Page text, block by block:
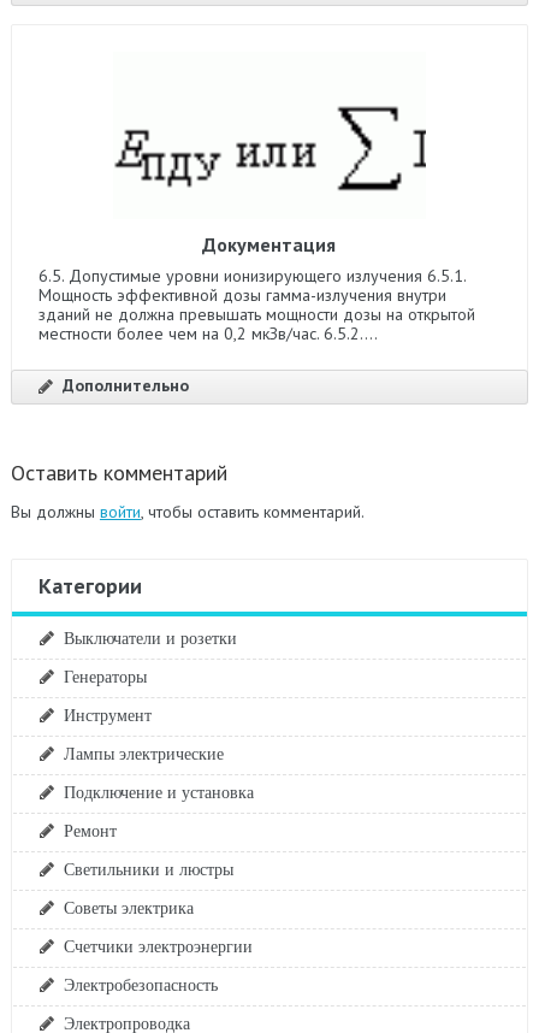
Документация
6.5. Допустимые уровни ионизирующего излучения 6.5.1.
Мощность эффективной дозы гамма-излучения внутри
зданий не должна превышать мощности дозы на открытой
местности более чем на 0,2 мкЗв/час. 6.5.2....
Дополнительно
Оставить комментарий
Вы должны войти , чтобы оставить комментарий.
Категории
Выключатели и розетки
Генераторы
Инструмент
Лампы электрические
Подключение и установка
Ремонт
Светильники и люстры
Советы электрика
Счетчики электроэнергии
Электробезопасность
Электропроводка